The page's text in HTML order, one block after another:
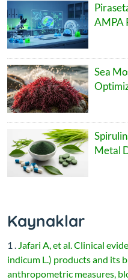
AMPA
Sea
Metal
Kaynaklar
1 . Jafari A, et al. Clinical
indicum L.) products and its
anthropometric measures,